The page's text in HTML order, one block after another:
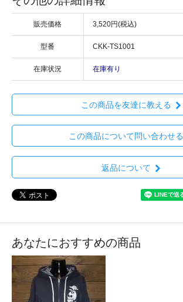
販売価格 3,520円(税込)
型番 CKK-TS1001
在庫状況 在庫有り
この商品を友達に教える
この商品について問い合わせる
返品について
あなたにおすすめの商品